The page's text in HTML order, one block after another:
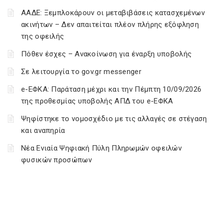
ΑΑΔΕ: Ξεμπλοκάρουν οι μεταβιβάσεις κατασχεμένων
ακινήτων – Δεν απαιτείται πλέον πλήρης εξόφληση
της οφειλής
Πόθεν έσχες – Ανακοίνωση για έναρξη υποβολής
Σε λειτουργία το gov.gr messenger
e-ΕΦΚΑ: Παράταση μέχρι και την Πέμπτη 10/09/2026
της προθεσμίας υποβολής ΑΠΔ του e-ΕΦΚΑ
Ψηφίστηκε το νομοσχέδιο με τις αλλαγές σε στέγαση
και αναπηρία
Νέα Ενιαία Ψηφιακή Πύλη Πληρωμών οφειλών
φυσικών προσώπων